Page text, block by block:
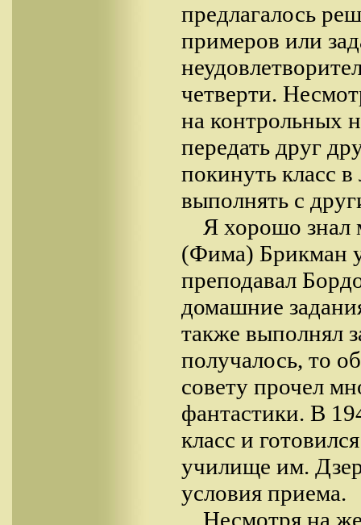
предлагалось
примеров или
четверти.
на контрольных
передать друг
покинуть класс
выполнять с
Я хорошо знал
(Фима) Брикман
преподавал
домашние
также выполнял
получалось, то
совету прочел
фантастики. В
класс и
училище им.
условия приема.
Несмотря на